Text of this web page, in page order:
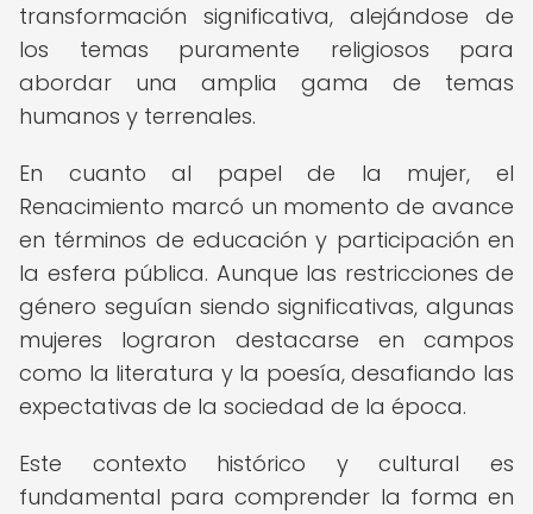
transformación significativa, alejándose de
los temas puramente religiosos para
abordar una amplia gama de temas
humanos y terrenales.
En cuanto al papel de la mujer, el
Renacimiento marcó un momento de avance
en términos de educación y participación en
la esfera pública. Aunque las restricciones de
género seguían siendo significativas, algunas
mujeres lograron destacarse en campos
como la literatura y la poesía, desafiando las
expectativas de la sociedad de la época.
Este contexto histórico y cultural es
fundamental para comprender la forma en